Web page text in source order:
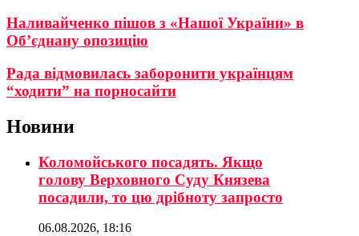
Наливайченко пішов з «Нашої України» в
Об’єднану опозицію
Рада відмовилась заборонити українцям
“ходити” на порносайти
Новини
Коломойського посадять. Якщо
голову Верховного Суду Князева
посадили, то цю дрібноту запросто
06.08.2026, 18:16